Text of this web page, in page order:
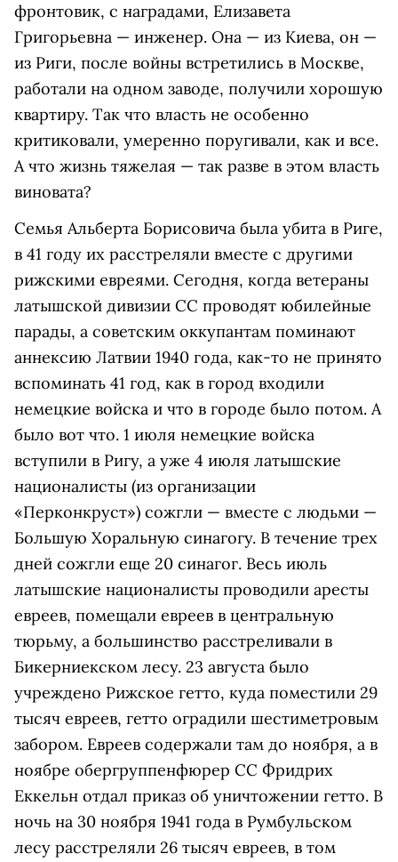
фронтовик, с наградами, Елизавета
Григорьевна — инженер. Она — из Киева, он —
из Риги, после войны встретились в Москве,
работали на одном заводе, получили хорошую
квартиру. Так что власть не особенно
критиковали, умеренно поругивали, как и все.
А что жизнь тяжелая — так разве в этом власть
виновата?
Семья Альберта Борисовича была убита в Риге,
в 41 году их расстреляли вместе с другими
рижскими евреями. Сегодня, когда ветераны
латышской дивизии СС проводят юбилейные
парады, а советским оккупантам поминают
аннексию Латвии 1940 года, как-то не принято
вспоминать 41 год, как в город входили
немецкие войска и что в городе было потом. А
было вот что. 1 июля немецкие войска
вступили в Ригу, а уже 4 июля латышские
националисты (из организации
«Перконкруст») сожгли — вместе с людьми —
Большую Хоральную синагогу. В течение трех
дней сожгли еще 20 синагог. Весь июль
латышские националисты проводили аресты
евреев, помещали евреев в центральную
тюрьму, а большинство расстреливали в
Бикерниекском лесу. 23 августа было
учреждено Рижское гетто, куда поместили 29
тысяч евреев, гетто оградили шестиметровым
забором. Евреев содержали там до ноября, а в
ноябре обергруппенфюрер СС Фридрих
Еккельн отдал приказ об уничтожении гетто. В
ночь на 30 ноября 1941 года в Румбульском
лесу расстреляли 26 тысяч евреев, в том